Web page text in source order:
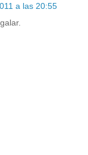
a las 20:55